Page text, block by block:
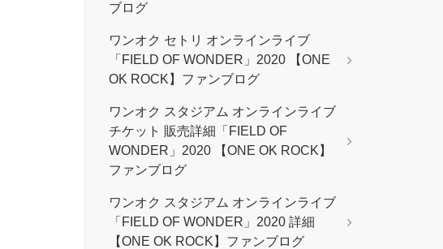
ブログ
ワンオク セトリ オンラインライブ
「FIELD OF WONDER」2020 【ONE
OK ROCK】ファンブログ
ワンオク スタジアム オンラインライブ
チケット 販売詳細「FIELD OF
WONDER」2020 【ONE OK ROCK】
ファンブログ
ワンオク スタジアム オンラインライブ
「FIELD OF WONDER」2020 詳細
【ONE OK ROCK】ファンブログ